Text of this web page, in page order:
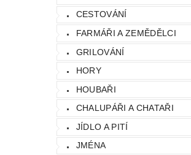
CESTOVÁNÍ
FARMÁŘI A ZEMĚDĚLCI
GRILOVÁNÍ
HORY
HOUBAŘI
CHALUPÁŘI A CHATAŘI
JÍDLO A PITÍ
JMÉNA